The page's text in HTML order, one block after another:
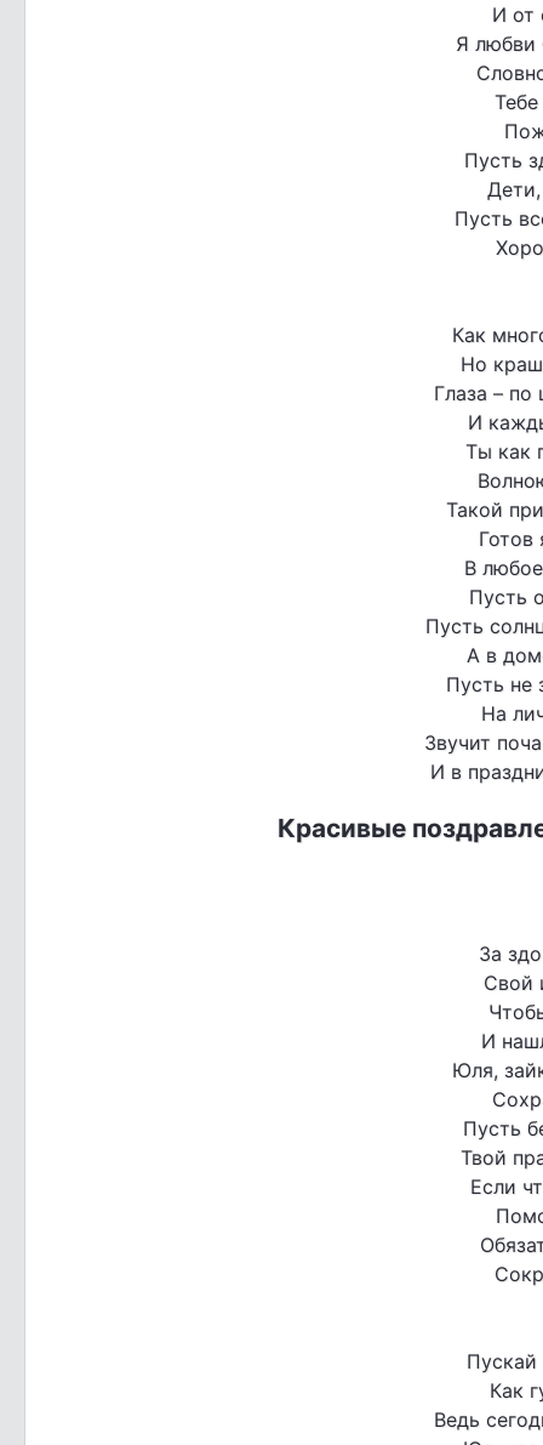
И от
Я любви
Пусть
Пусть
Как
Но
Глаза –
И
Ты как
Такой
Готов
В
Пусть
Пусть
А в
Пусть не
На
Звучит
И в
Красивые
За
Свой
И
Юля,
Пусть
Твой
Если
Пускай
Как
Ведь